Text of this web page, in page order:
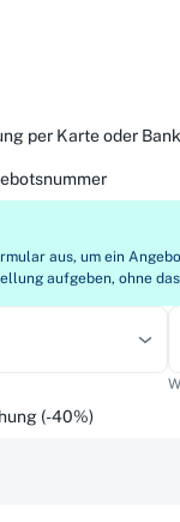
per Karte oder
aus, um ein
aufgeben, ohne
(-40%)